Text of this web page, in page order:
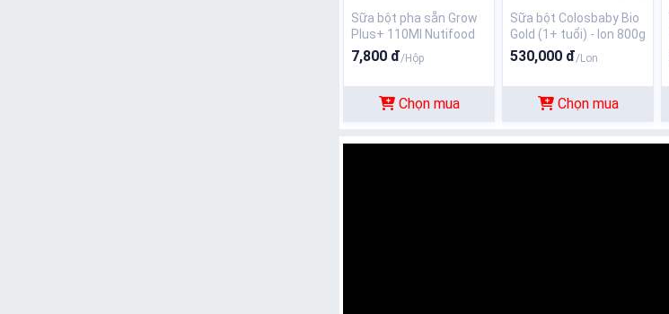
Sữa bột pha sẵn Grow
Plus+ 110Ml Nutifood
cho trẻ tăng cân (xanh)
7,800 đ/Hộp
Chọn mua
Sữa bột Colosbaby Bio
Gold (1+ tuổi) - lon 800g
530,000 đ/Lon
Chọn mua